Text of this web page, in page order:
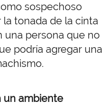
sospechoso
tonada de la cinta
una persona que no
podría agregar una
un ambiente